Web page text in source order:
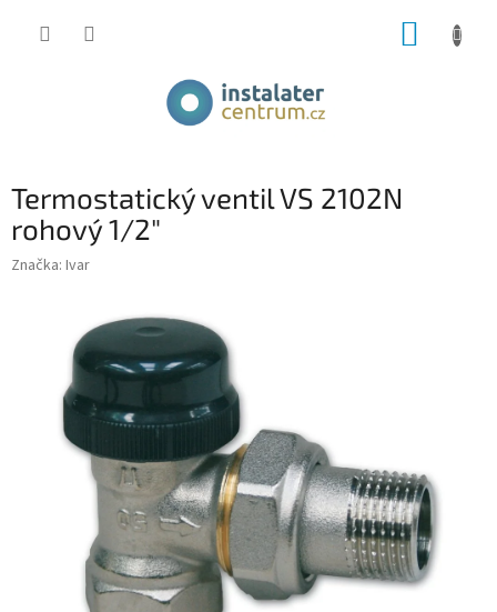
Termostatický ventil VS 2102N
rohový 1/2"
Značka: Ivar